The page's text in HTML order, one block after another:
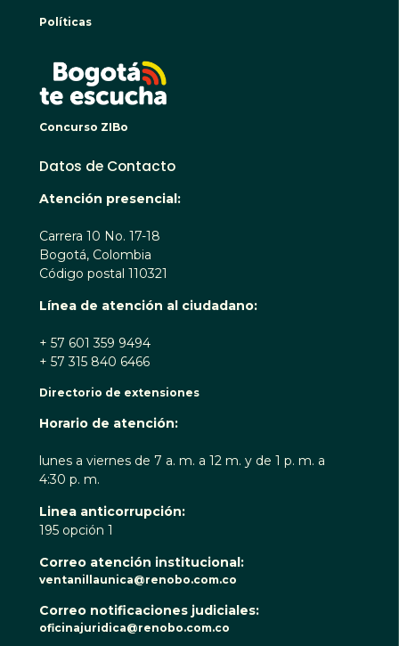
Políticas
Concurso ZIBo
Datos de Contacto
Atención presencial:
Carrera 10 No. 17-18
Bogotá, Colombia
Código postal 110321
Línea de atención al ciudadano:
+ 57 601 359 9494
+ 57 315 840 6466
Directorio de extensiones
Horario de atención:
lunes a viernes de 7 a. m. a 12 m. y de 1 p. m. a
4:30 p. m.
Linea anticorrupción:
195 opción 1
Correo atención institucional:
ventanillaunica@renobo.com.co
Correo notificaciones judiciales:
oficinajuridica@renobo.com.co